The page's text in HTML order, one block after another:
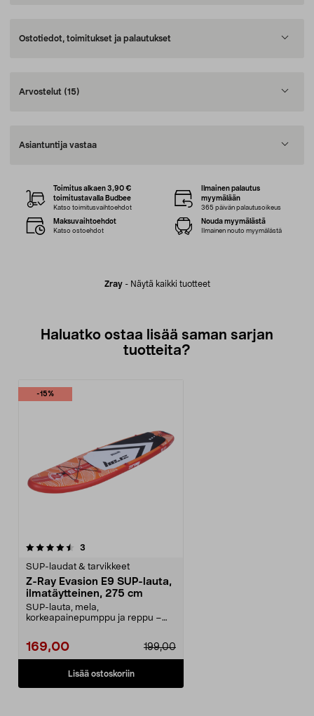
Ostotiedot, toimitukset ja palautukset
Arvostelut (15)
Asiantuntija vastaa
Zray- Näytä kaikki tuotteet
Toimitus alkaen 3,90 €
toimitustavalla Budbee
Katso toimitusvaihtoehdot
Ilmainen palautus
myymälään
365 päivän palautusoikeus
Maksuvaihtoehdot
Katso ostoehdot
Nouda myymälästä
Ilmainen nouto myymälästä
Haluatko ostaa lisää saman sarjan
tuotteita?
-15%
3
SUP-laudat & tarvikkeet
Z-Ray Evasion E9 SUP-lauta,
ilmatäytteinen, 275 cm
SUP-lauta, mela,
korkeapainepumppu ja reppu –
199,00
169,00
Lisää ostoskoriin